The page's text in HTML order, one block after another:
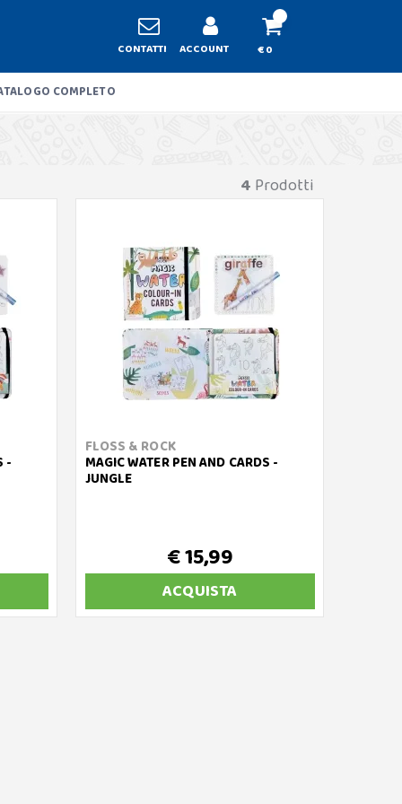
CONTATTI ACCOUNT € 0
COMPLETO
4 Prodotti
-
FLOSS & ROCK
MAGIC WATER PEN AND CARDS -
JUNGLE
€ 15,99
ACQUISTA